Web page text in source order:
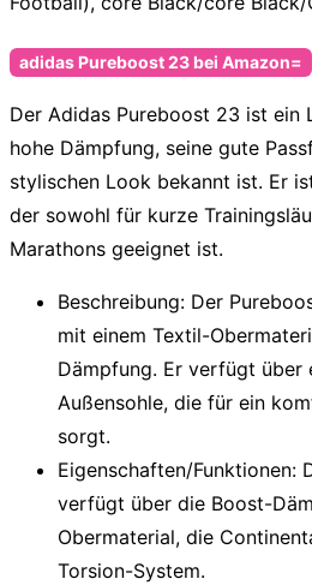
adidas Pureboost 23 bei Amazon=
Der Adidas Pureboost 23 ist ein
hohe Dämpfung, seine gute
stylischen Look bekannt ist. Er
der sowohl für kurze
Marathons geeignet ist.
Beschreibung: Der
mit einem Textil-
Dämpfung. Er verfügt über
Außensohle, die für ein
sorgt.
Eigenschaften/Funktionen:
verfügt über die Boost-
Obermaterial, die
Torsion-System.